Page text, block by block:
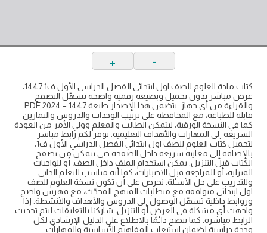
-
+
كتاب مادة العلوم للصف اول ابتدائي الفصل الدراسي الأول ف1 1447،
عرض مباشر بدون تحميل وبصيغة رقمية واضحة تسهّل التصفح
والقراءة من أي جهاز. يتضمن هذا الإصدار طبعة 1447 – 2024 PDF
قابلة للطباعة، مع المحافظة على ترتيب الوحدات والدروس والتمارين
كما في النسخة الورقية، ليتمكن الطالب والمعلم وولي الأمر من العودة
السريعة إلى المهارات والأهداف التعليمية. نوفر لكم رابط مباشر
لتحميل كتاب العلوم للصف اول ابتدائي الفصل الدراسي الأول ف1،
بالإضافة إلى معاينة سريعة داخل الصفحة حتى تتمكن من تصفح
الكتاب قبل التنزيل. يمكن استخدام الملف داخل الصف، أو للواجبات
المنزلية، أو للمراجعة قبل الاختبارات، كما أنه مناسب للتعلم الذاتي
وللتدريب على حل الأسئلة. نحرص على أن تكون نسخة العلوم للصف
اول ابتدائي متوافقة مع متطلبات المنهج المحدّث، مع فهرس واضح
وروابط داخلية تسهّل الوصول إلى الدروس والأهداف والأنشطة. إذا
واجهت أي مشكلة في العرض أو التنزيل، شاركنا بالتعليقات ليتم تحديث
الرابط مباشرة. كما ننصح دائمًا بالاطلاع على الدليل الإرشادي لكل
وحدة دراسية لضمان استيعاب المفاهيم الأساسية والمهارات